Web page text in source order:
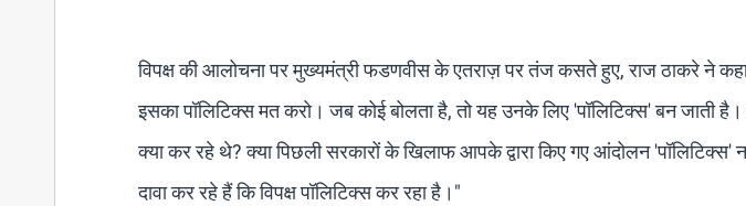
विपक्ष की आलोचना पर मुख्यमंत्री फडणवीस के एतराज़ पर तंज कसते हुए, राज ठाकरे ने
इसका पॉलिटिक्स मत करो। जब कोई बोलता है, तो यह उनके लिए 'पॉलिटिक्स' बन जाती
क्या कर रहे थे? क्या पिछली सरकारों के खिलाफ आपके द्वारा किए गए आंदोलन
दावा कर रहे हैं कि विपक्ष पॉलिटिक्स कर रहा है।"